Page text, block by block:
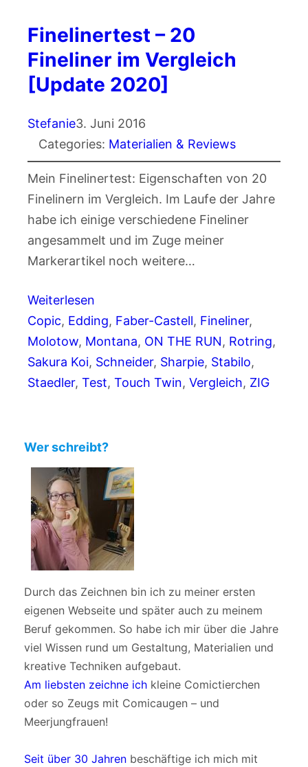
Finelinertest – 20
Fineliner im Vergleich
[Update 2020]
Stefanie3. Juni 2016
Categories: Materialien & Reviews
Mein Finelinertest: Eigenschaften von 20
Finelinern im Vergleich. Im Laufe der Jahre
habe ich einige verschiedene Fineliner
angesammelt und im Zuge meiner
Markerartikel noch weitere…
Weiterlesen
Copic, Edding, Faber-Castell, Fineliner
Molotow, Montana, ON THE RUN, Rotring
Sakura Koi, Schneider, Sharpie, Stabilo
Staedler, Test, Touch Twin, Vergleich, ZIG
Wer schreibt?
Durch das Zeichnen bin ich zu meiner ersten
eigenen Webseite und später auch zu meinem
Beruf gekommen. So habe ich mir über die Jahre
viel Wissen rund um Gestaltung, Materialien und
kreative Techniken aufgebaut.
Am liebsten zeichne ichkleine Comictierchen
oder so Zeugs mit Comicaugen – und
Meerjungfrauen!
Seit über 30 Jahrenbeschäftige ich mich mit